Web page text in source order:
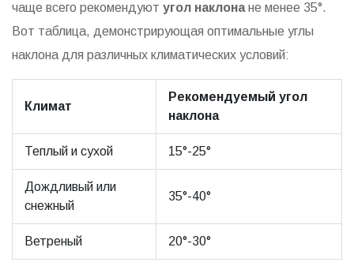
чаще всего рекомендуют угол наклонане менее 35°.
Вот таблица, демонстрирующая оптимальные углы
наклона для различных климатических условий:
Климат
Рекомендуемый угол
наклона
Теплый и сухой 15°-25°
Дождливый или
снежный
35°-40°
Ветреный 20°-30°